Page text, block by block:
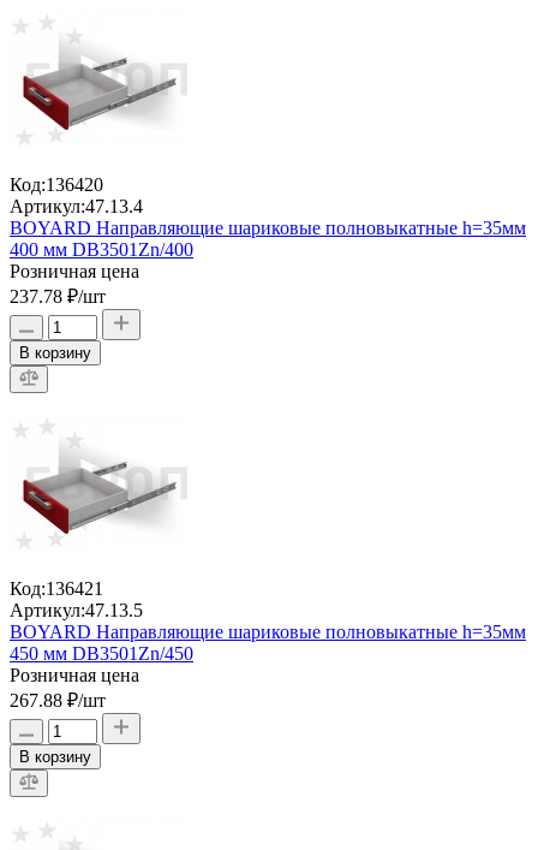
Код:136420
Артикул:47.13.4
BOYARD Направляющие шариковые полновыкатные h=35мм
400 мм DB3501Zn/400
Розничная цена
237.78 ₽/шт
В корзину
Код:136421
Артикул:47.13.5
BOYARD Направляющие шариковые полновыкатные h=35мм
450 мм DB3501Zn/450
Розничная цена
267.88 ₽/шт
В корзину